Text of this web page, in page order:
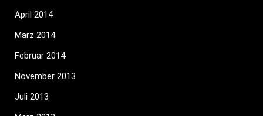
April 2014
März 2014
Februar 2014
November 2013
Juli 2013